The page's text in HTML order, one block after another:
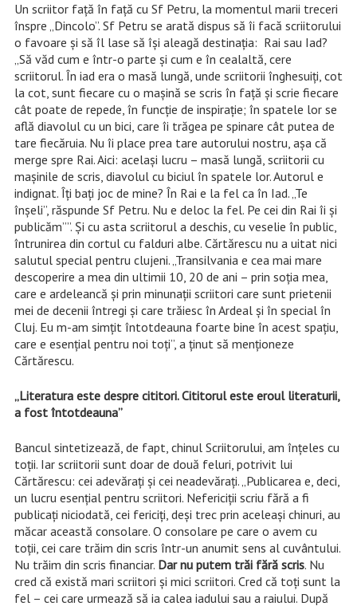
Un scriitor faţă în faţă cu Sf Petru, la momentul marii treceri
înspre „Dincolo”. Sf Petru se arată dispus să îi facă scriitorului
o favoare şi să îl lase să îşi aleagă destinaţia: Rai sau Iad?
„Să văd cum e într-o parte şi cum e în cealaltă, cere
scriitorul. În iad era o masă lungă, unde scriitorii înghesuiţi, cot
la cot, sunt fiecare cu o maşină se scris în faţă şi scrie fiecare
cât poate de repede, în funcţie de inspiraţie; în spatele lor se
află diavolul cu un bici, care îi trăgea pe spinare cât putea de
tare fiecăruia. Nu îi place prea tare autorului nostru, aşa că
merge spre Rai. Aici: acelaşi lucru – masă lungă, scriitorii cu
maşinile de scris, diavolul cu biciul în spatele lor. Autorul e
indignat. Îţi baţi joc de mine? În Rai e la fel ca în Iad. „Te
înşeli”, răspunde Sf Petru. Nu e deloc la fel. Pe cei din Rai îi şi
publicăm””. Şi cu asta scriitorul a deschis, cu veselie în public,
întrunirea din cortul cu falduri albe. Cărtărescu nu a uitat nici
salutul special pentru clujeni. „Transilvania e cea mai mare
descoperire a mea din ultimii 10, 20 de ani – prin soţia mea,
care e ardeleancă şi prin minunaţii scriitori care sunt prietenii
mei de decenii întregi şi care trăiesc în Ardeal şi în special în
Cluj. Eu m-am simţit întotdeauna foarte bine în acest spaţiu,
care e esenţial pentru noi toţi”, a ţinut să menţioneze
Cărtărescu.
„Literatura este despre cititori. Cititorul este eroul literaturii,
a fost întotdeauna”
Bancul sintetizează, de fapt, chinul Scriitorului, am înţeles cu
toţii. Iar scriitorii sunt doar de două feluri, potrivit lui
Cărtărescu: cei adevăraţi şi cei neadevăraţi. „Publicarea e, deci,
un lucru esenţial pentru scriitori. Nefericiţii scriu fără a fi
publicaţi niciodată, cei fericiţi, deşi trec prin aceleaşi chinuri, au
măcar această consolare. O consolare pe care o avem cu
toţii, cei care trăim din scris într-un anumit sens al cuvântului.
Nu trăim din scris financiar. Dar nu putem trăi fără scris. Nu
cred că există mari scriitori şi mici scriitori. Cred că toţi sunt la
fel – cei care urmează să ia calea iadului sau a raiului. După